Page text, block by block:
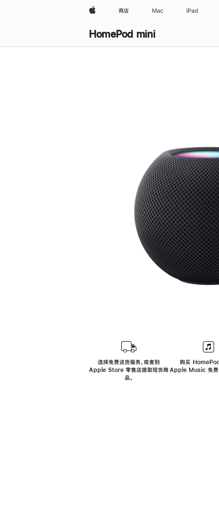
Apple 商店 Mac iPad
HomePod mini
选择免费送货服务，或者到
Apple Store 零售店提取现货商
品。
购买
Apple Music 免费